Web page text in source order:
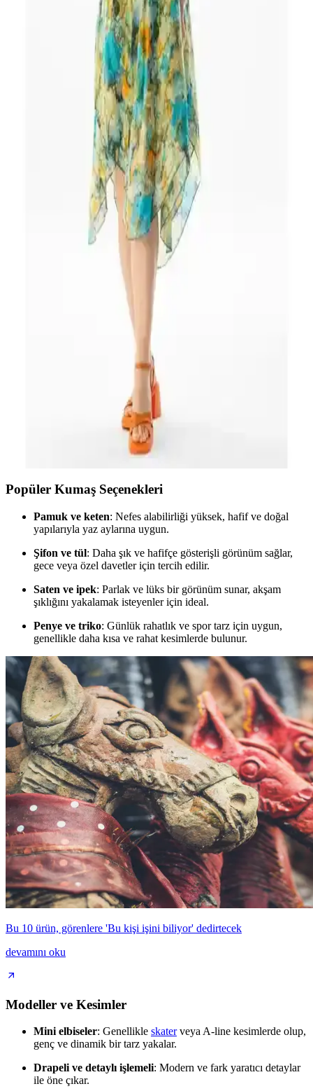
Eliş Şile Bezi Askılı Vual Afrodit Midi Elbise Bordo
Yazlık Şık ve Rahat Tasarım
Yaz sıcaklarına uygun, hafif ve şık askılı midi elbise, pamuk-
polyester karışımıyla konfor ve dayanıklılık sağlar. Günlük ve özel
davetlerde tercih edilebilir.
Kadın Viskon Elbiseler Karşılaştırması: Rahatlık ve
İki kadın viskon elbise modelinin kumaş, tasarım ve kullanım
özellikleri karşılaştırılıyor. Renk, desen, rahatlık ve dayanıklılık gibi
kriterlerle detaylı analiz sunuluyor.
Ritnice Prive Kadın %100 Viskon Maksi Boy Elbise
Modern ve Rahat Tasarım
Yaz aylarına uygun, hafif ve nefes alabilir %100 viskon kumaştan
tasarlanan bu maksi elbise, şık ve konforlu yapısıyla günlük ve özel
günleriniz için ideal bir tercih sunar.
Lela Çiçekli V Yaka Fırfır Detaylı Mini Elbise:
Rahat ve Şık Günlük Kadın Elbisesi
Lela markasının çiçekli V yaka mini elbisesi, hafif ve esnek
uygun, genç ve enerjik kadınlar için ideal bir tercih.
Yaz Ayları İçin Uygun Eliş Şile Bezi ve U.S. Polo
Assn. Haki Elbise Karşılaştırması
İki şık ve rahat yazlık elbise modelini detaylı karşılaştırıyoruz. Hangi
elbise tarzınıza ve ihtiyaçlarınıza daha uygun? Öğrenmek için
Popüler Kumaş Seçenekleri
Pamuk ve keten: Nefes alabilirliği yüksek, hafif ve doğal
yapılarıyla yaz aylarına uygun.
Şifon ve tül: Daha şık ve hafifçe gösterişli görünüm sağlar,
gece veya özel davetler için tercih edilir.
Saten ve ipek: Parlak ve lüks bir görünüm sunar, akşam
şıklığını yakalamak isteyenler için ideal.
Penye ve triko: Günlük rahatlık ve spor tarz için uygun,
genellikle daha kısa ve rahat kesimlerde bulunur.
Bu 10 ürün, görenlere 'Bu kişi işini biliyor' dedirtecek
devamını oku
Modeller ve Kesimler
Mini elbiseler: Genellikle skaterveya A-line kesimlerde olup,
genç ve dinamik bir tarz yakalar.
Drapeli ve detaylı işlemeli: Modern ve fark yaratıcı detaylar
ile öne çıkar.